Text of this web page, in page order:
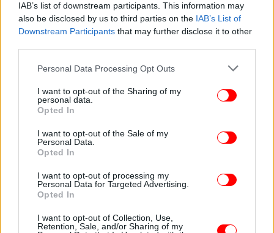
IAB’s list of downstream participants. This information may
also be disclosed by us to third parties on the IAB’s List of
Downstream Participants that may further disclose it to other
Please note that this website/app uses one or more Google
not limited to your visit or usage behaviour. You may click to
grant or deny consent to Google and its third-party tags to
use your data for below specified purposes in below Google
consent section.
Personal Data Processing Opt Outs
I want to opt-out of the Sharing of my
personal data.
Opted In
I want to opt-out of the Sale of my
Personal Data.
Opted In
I want to opt-out of processing my
Personal Data for Targeted Advertising.
Opted In
I want to opt-out of Collection, Use,
Retention, Sale, and/or Sharing of my
Γιαννακοπούλου: Το ΠΑΣΟΚ δεν έχει την
πολυτέλεια να χάσει και αυτή την ευκαιρία